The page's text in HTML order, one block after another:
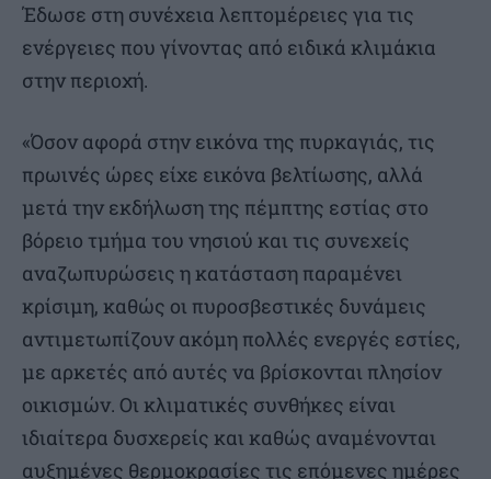
Έδωσε στη συνέχεια λεπτομέρειες για τις
ενέργειες που γίνοντας από ειδικά κλιμάκια
στην περιοχή.
«Όσον αφορά στην εικόνα της πυρκαγιάς, τις
πρωινές ώρες είχε εικόνα βελτίωσης, αλλά
μετά την εκδήλωση της πέμπτης εστίας στο
βόρειο τμήμα του νησιού και τις συνεχείς
αναζωπυρώσεις η κατάσταση παραμένει
κρίσιμη, καθώς οι πυροσβεστικές δυνάμεις
αντιμετωπίζουν ακόμη πολλές ενεργές εστίες,
με αρκετές από αυτές να βρίσκονται πλησίον
οικισμών. Οι κλιματικές συνθήκες είναι
ιδιαίτερα δυσχερείς και καθώς αναμένονται
αυξημένες θερμοκρασίες τις επόμενες ημέρες